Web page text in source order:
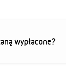
wypłacone?